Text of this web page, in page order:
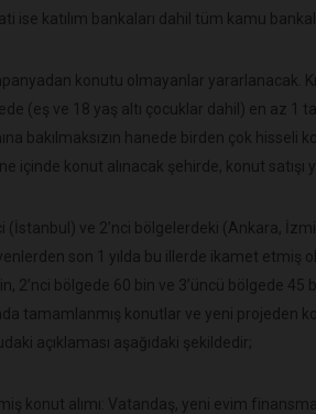
ise katılım bankaları dahil tüm kamu
konutu olmayanlar yararlanacak.
(eş ve 18 yaş altı çocuklar dahil) en az 1
bakılmaksızın hanede birden çok
içinde konut alınacak şehirde, konut satışı
(İstanbul) ve 2’nci bölgelerdeki (Ankara,
son 1 yılda bu illerde ikamet etmiş
2’nci bölgede 60 bin ve 3’üncü bölgede 45
tamamlanmış konutlar ve yeni projeden
açıklaması aşağıdaki şekildedir;
konut alımı: Vatandaş, yeni evim